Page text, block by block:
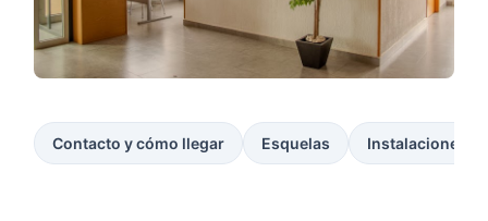
Contacto y cómo llegar Esquelas Instalaciones